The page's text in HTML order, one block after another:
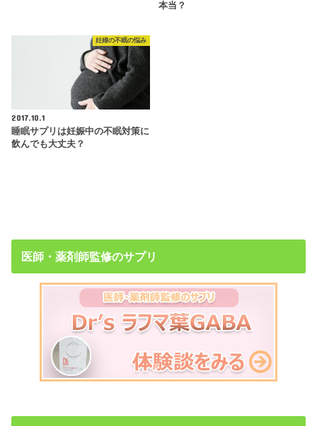
本当？
妊婦の不眠の悩み
2017.10.1
睡眠サプリは妊娠中の不眠対策に
飲んでも大丈夫？
医師・薬剤師監修のサプリ